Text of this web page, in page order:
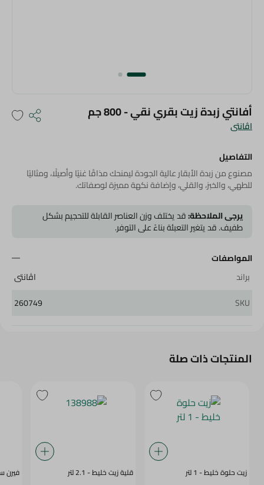
اڤانتى
أفانتي زبدة زيت بقري نقي - 800 جم
التفاصيل
مصنوع من زبدة الأبقار عالية الجودة ليمنحك مذاقًا غنيًا وأصيلًا، ومثاليًا
للطهي، والخبز، والقلي، وإضافة نكهة مميزة لوصفاتك.
يرجى الملاحظة:قد يختلف وزن العناصر القابلة للتحجيم بشكل
طفيف. قد يتغير التعبئة بناءً على التوفر.
المواصفات
براند
اڤانتى
SKU
260749
المنتجات ذات صلة
زيت حلوة خليط - 1 لتر قلية زيت خليط - 2.1 لتر فيرن